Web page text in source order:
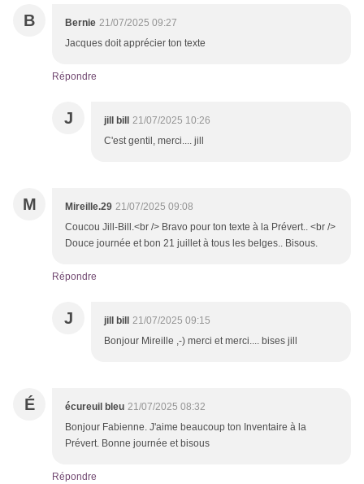
B Bernie 21/07/2025 09:27
Jacques doit apprécier ton texte
Répondre
J jill bill
21/07/2025 10:26
C'est gentil, merci.... jill
M Mireille.29 21/07/2025 09:08
Coucou Jill-Bill.<br /> Bravo pour ton texte à la Prévert.. <br />
Douce journée et bon 21 juillet à tous les belges.. Bisous.
Répondre
J jill bill
21/07/2025 09:15
Bonjour Mireille ,-) merci et merci.... bises jill
É écureuil bleu 21/07/2025 08:32
Bonjour Fabienne. J'aime beaucoup ton Inventaire à la
Prévert. Bonne journée et bisous
Répondre